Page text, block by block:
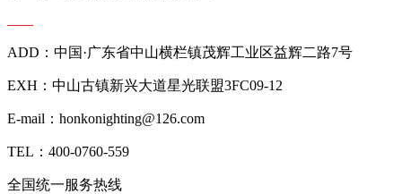
ADD：中国·广东省中山横栏镇茂辉工业区益辉二路7号
EXH：中山古镇新兴大道星光联盟3FC09-12
E-mail：honkonighting@126.com
TEL：400-0760-559
全国统一服务热线